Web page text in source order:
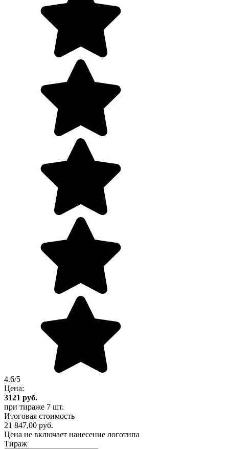
4.6/5
Цена:
3121 руб.
при тираже 7 шт.
Итоговая стоимость
21 847,00 руб.
Цена не включает нанесение логотипа
Тираж